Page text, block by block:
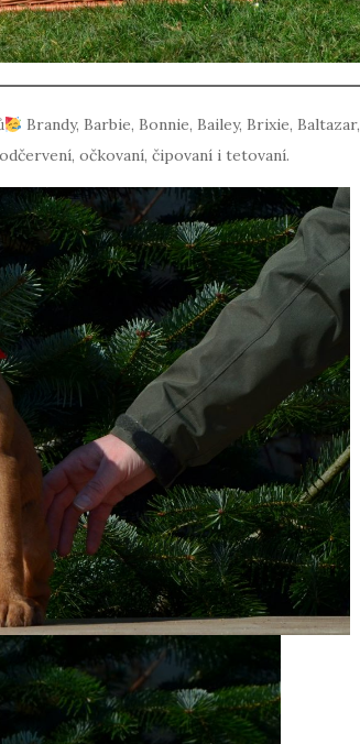
Brandy, Barbie, Bonnie, Bailey, Brixie, Baltazar,
očkovaní, čipovaní i tetovaní.